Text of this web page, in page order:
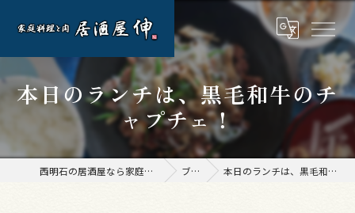
本日のランチは、黒毛和牛のチ
ャプチェ！
西明石の居酒屋なら家庭料理と肉 居酒屋 伸 ブログ 本日のランチは、黒毛和牛のチャプチェ！